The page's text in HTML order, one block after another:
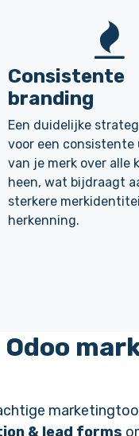
Consistente
branding
Een duidelijke
voor een
van je merk over alle
heen, wat bijdraagt
sterkere
herkenning.
Odoo
& lead forms